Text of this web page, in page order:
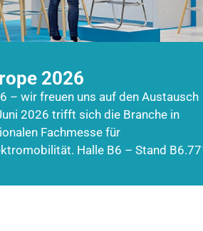
2026
– wir freuen uns auf den Austausch
2026 trifft sich die Branche in
Fachmesse für
Halle B6 – Stand